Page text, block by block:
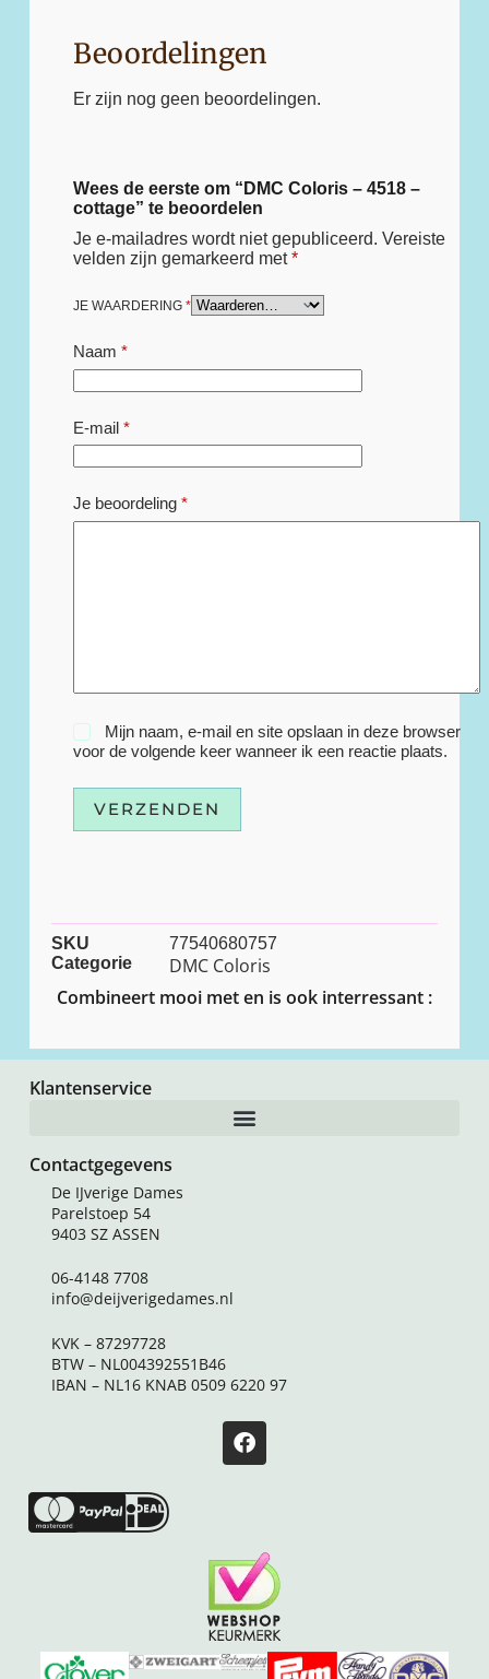
Beoordelingen
Er zijn nog geen beoordelingen.
Wees de eerste om “DMC Coloris – 4518 –
cottage” te beoordelen
Je e-mailadres wordt niet gepubliceerd. Vereiste
velden zijn gemarkeerd met*
JE WAARDERING *
Naam *
E-mail*
Je beoordeling *
Mijn naam, e-mail en site opslaan in deze browser
voor de volgende keer wanneer ik een reactie plaats.
VERZENDEN
SKU
77540680757
Categorie
DMC Coloris
Combineert mooi met en is ook interressant :
Klantenservice
Contactgegevens
De IJverige Dames
Parelstoep 54
9403 SZ ASSEN
06-4148 7708
info@deijverigedames.nl
KVK – 87297728
BTW – NL004392551B46
IBAN – NL16 KNAB 0509 6220 97